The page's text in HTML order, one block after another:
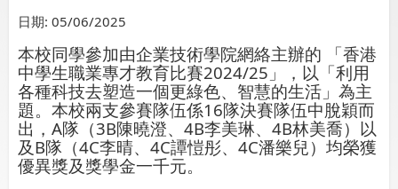
日期: 05/06/2025
本校同學參加由企業技術學院網絡主辦的 「香港
中學生職業專才教育比賽2024/25」，以「利用
各種科技去塑造一個更綠色、智慧的生活」為主
題。本校兩支參賽隊伍係16隊決賽隊伍中脫穎而
出，A隊（3B陳曉澄、4B李美琳、4B林美喬）以
及B隊（4C李晴、4C譚愷彤、4C潘樂兒）均榮獲
優異獎及獎學金一千元。